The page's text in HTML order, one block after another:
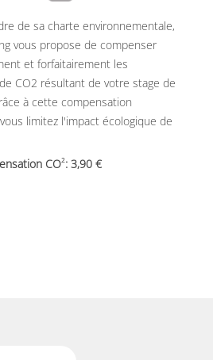
de sa charte environnementale,
vous propose de compenser
et forfaitairement les
CO2 résultant de votre stage de
à cette compensation
limitez l'impact écologique de
CO2: 3,90